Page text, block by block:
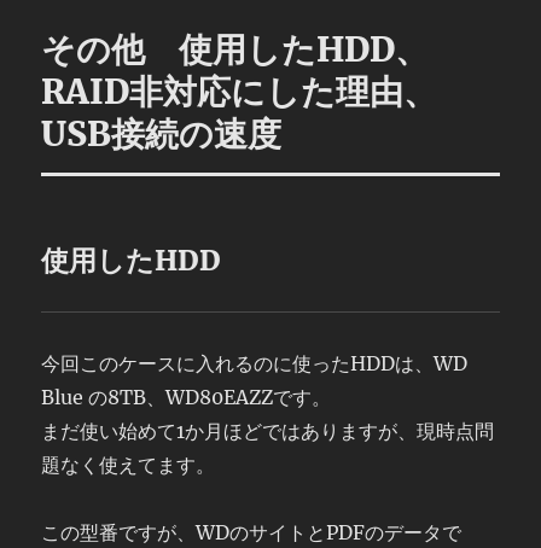
その他 使用したHDD、
RAID非対応にした理由、
USB接続の速度
使用したHDD
今回このケースに入れるのに使ったHDDは、WD
Blue の8TB、WD80EAZZです。
まだ使い始めて1か月ほどではありますが、現時点問
題なく使えてます。
この型番ですが、WDのサイトとPDFのデータで